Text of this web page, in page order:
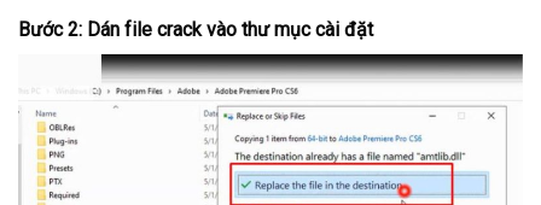
Bước 2: Dán file crack vào thư mục cài đặt